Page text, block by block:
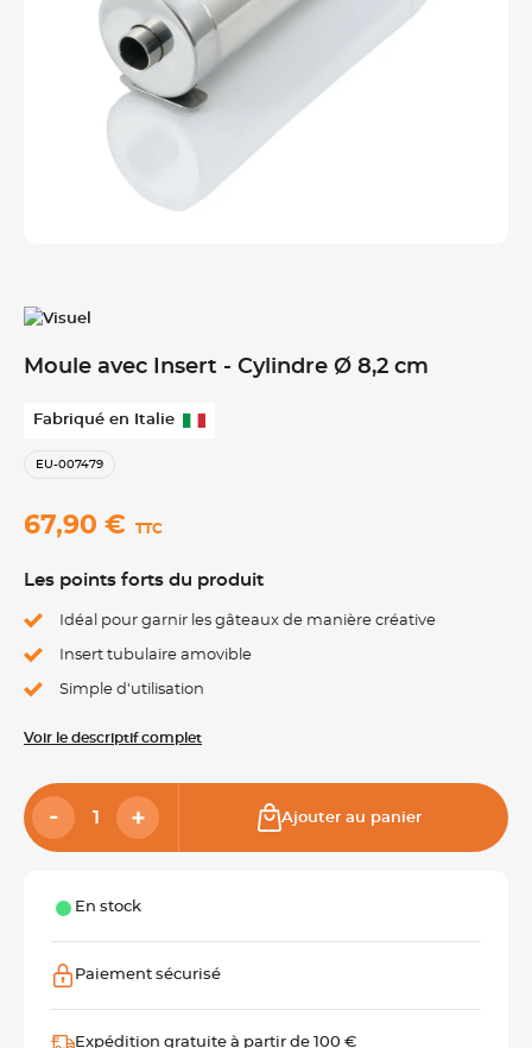
Moule avec Insert - Cylindre Ø 8,2 cm
Fabriqué en Italie
EU-007479
67,90 € TTC
Les points forts du produit
Idéal pour garnir les gâteaux de manière créative
Insert tubulaire amovible
Simple d'utilisation
Voir le descriptif complet
Ajouter au panier
En stock
Paiement sécurisé
Expédition gratuite à partir de 100 €